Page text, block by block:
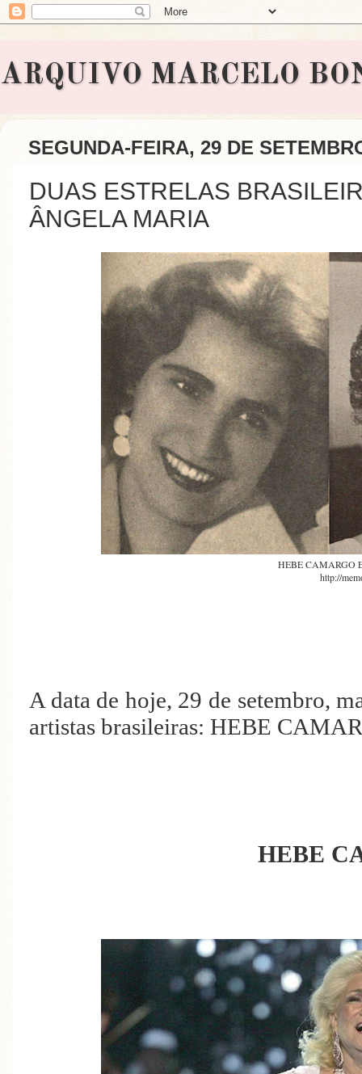
ARQUIVO MARCELO
SEGUNDA-FEIRA, 29 DE
DUAS ESTRELAS
ÂNGELA MARIA
HEBE CAMARGO
http://
A data de hoje, 29 de setembro,
artistas brasileiras: HEBE
HEBE